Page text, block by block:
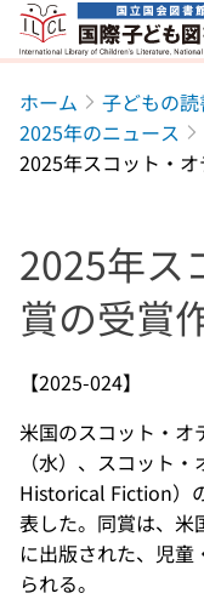
本文へ移動
ホーム
子どもの
2025年のニュース
2025年スコット・
2025年ス
賞の受賞
【2025-024】
米国のスコット・オ
（水）、スコット
Historical Fiction）
表した。同賞は、米
に出版された、児
られる。